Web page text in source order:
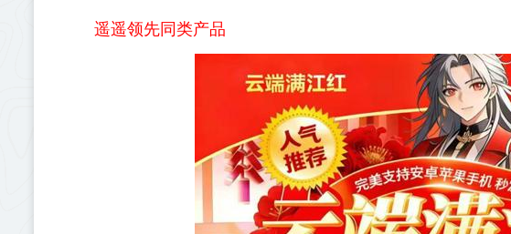
遥遥领先同类产品